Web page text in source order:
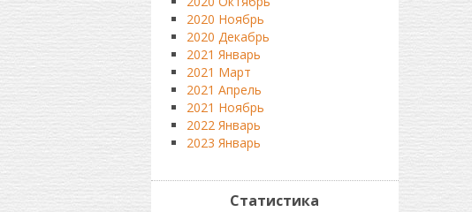
2020 Ноябрь
2020 Декабрь
2021 Январь
2021 Март
2021 Апрель
2021 Ноябрь
2022 Январь
2023 Январь
Статистика